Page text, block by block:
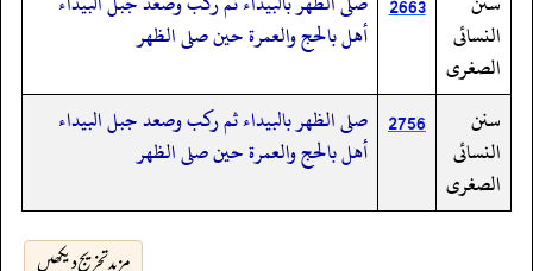
النسائى
الصغرى
أهل بالحج والعمرة حين صلى الظهر
سنن
النسائى
الصغرى
2756 صلى الظهر بالبيداء ثم ركب وصعد جبل البيداء
أهل بالحج والعمرة حين صلى الظهر
مزید تخریج دیکھیں